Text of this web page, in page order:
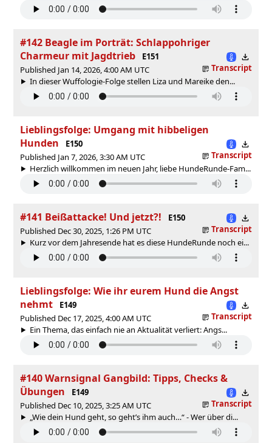
#142 Beagle im Porträt: Schlappohriger
Charmeur mit Jagdtrieb
E151
Published Jan 14, 2026, 4:00 AM UTC
Transcript
In dieser Wuffologie-Folge stellen Liza und Mareike den...
Lieblingsfolge: Umgang mit hibbeligen
Hunden
E150
Published Jan 7, 2026, 3:30 AM UTC
Transcript
Herzlich willkommen im neuen Jahr, liebe HundeRunde-Fam...
#141 Beißattacke! Und jetzt?!
E150
Published Dec 30, 2025, 1:26 PM UTC
Transcript
Kurz vor dem Jahresende hat es diese HundeRunde noch ei...
Lieblingsfolge: Wie ihr eurem Hund die Angst
nehmt
E149
Published Dec 17, 2025, 4:00 AM UTC
Transcript
Ein Thema, das einfach nie an Aktualität verliert: Angs...
#140 Warnsignal Gangbild: Tipps, Checks &
Übungen
E149
Published Dec 10, 2025, 3:25 AM UTC
Transcript
„Wie dein Hund geht, so geht’s ihm auch…“ - Wer über di...